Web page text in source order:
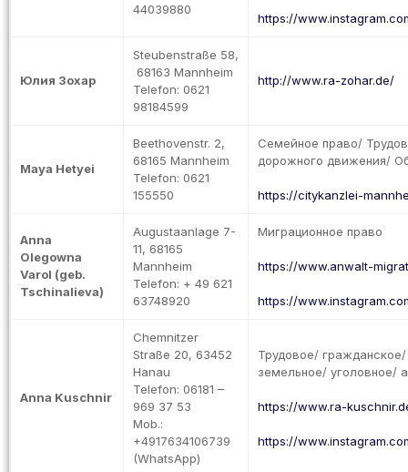
44039880
https://
Юлия Зохар
Steubenstraße 58,
68163 Mannheim
Telefon: 0621
98184599
http://www.ra-zohar.de/
Maya Hetyei
Beethovenstr. 2,
68165 Mannheim
Telefon: 0621
155550
Семейное право/
дорожного движения/
https://citykanzlei-
Anna
Olegowna
Varol (geb.
Tschinalieva)
Augustaanlage 7-
11, 68165
Mannheim
Telefon: + 49 621
63748920
Миграционное право
https://www.anwalt-
https://
Anna Kuschnir
Chemnitzer
Straße 20, 63452
Hanau
Telefon: 06181 –
969 37 53
Mob.:
+4917634106739
(WhatsApp)
Трудовое/
земельное/ уголовное/
https://www.ra-
https://